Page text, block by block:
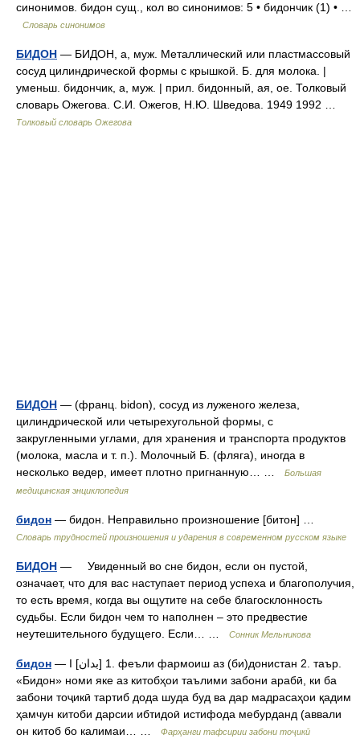
синонимов. бидон сущ., кол во синонимов: 5 • бидончик (1) • …
Словарь синонимов
БИДОН — БИДОН, а, муж. Металлический или пластмассовый
сосуд цилиндрической формы с крышкой. Б. для молока. |
уменьш. бидончик, а, муж. | прил. бидонный, ая, ое. Толковый
словарь Ожегова. С.И. Ожегов, Н.Ю. Шведова. 1949 1992 …
Толковый словарь Ожегова
БИДОН — (франц. bidon), сосуд из луженого железа,
цилиндрической или четырехугольной формы, с
закругленными углами, для хранения и транспорта продуктов
(молока, масла и т. п.). Молочный Б. (фляга), иногда в
несколько ведер, имеет плотно пригнанную… …
Большая
медицинская энциклопедия
бидон — бидон. Неправильно произношение [битон] …
Словарь трудностей произношения и ударения в современном русском языке
БИДОН — Увиденный во сне бидон, если он пустой,
означает, что для вас наступает период успеха и благополучия,
то есть время, когда вы ощутите на себе благосклонность
судьбы. Если бидон чем то наполнен – это предвестие
неутешительного будущего. Если… …
Сонник Мельникова
бидон — I [بدان] 1. феъли фармоиш аз (би)донистан 2. таър.
«Бидон» номи яке аз китобҳои таълими забони арабӣ, ки ба
забони тоҷикӣ тартиб дода шуда буд ва дар мадрасаҳои қадим
ҳамчун китоби дарсии ибтидоӣ истифода мебурданд (аввали
он китоб бо калимаи… …
Фарҳанги тафсирии забони тоҷикӣ